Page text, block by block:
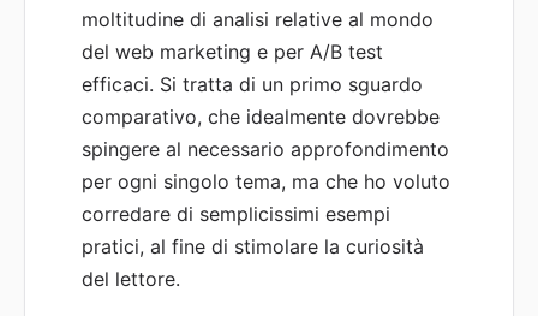
moltitudine di analisi relative al mondo
del web marketing e per A/B test
efficaci. Si tratta di un primo sguardo
comparativo, che idealmente dovrebbe
spingere al necessario approfondimento
per ogni singolo tema, ma che ho voluto
corredare di semplicissimi esempi
pratici, al fine di stimolare la curiosità
del lettore.